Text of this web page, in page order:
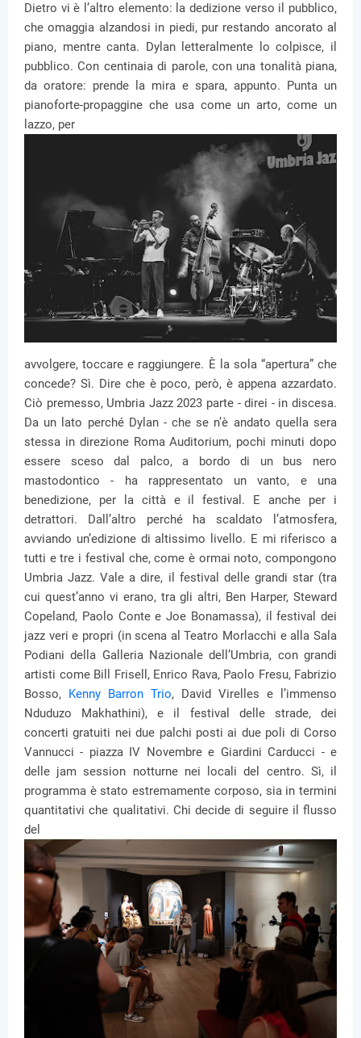
Dietro vi è l’altro elemento: la dedizione verso il pubblico,
che omaggia alzandosi in piedi, pur restando ancorato al
piano, mentre canta. Dylan letteralmente lo colpisce, il
pubblico. Con centinaia di parole, con una tonalità piana,
da oratore: prende la mira e spara, appunto. Punta un
pianoforte-propaggine che usa come un arto, come un
lazzo, per
avvolgere, toccare e raggiungere. È la sola “apertura” che
concede? Sì. Dire che è poco, però, è appena azzardato.
Ciò premesso, Umbria Jazz 2023 parte - direi - in discesa.
Da un lato perché Dylan - che se n’è andato quella sera
stessa in direzione Roma Auditorium, pochi minuti dopo
essere sceso dal palco, a bordo di un bus nero
mastodontico - ha rappresentato un vanto, e una
benedizione, per la città e il festival. E anche per i
detrattori. Dall’altro perché ha scaldato l’atmosfera,
avviando un’edizione di altissimo livello. E mi riferisco a
tutti e tre i festival che, come è ormai noto, compongono
Umbria Jazz. Vale a dire, il festival delle grandi star (tra
cui quest’anno vi erano, tra gli altri, Ben Harper, Steward
Copeland, Paolo Conte e Joe Bonamassa), il festival dei
jazz veri e propri (in scena al Teatro Morlacchi e alla Sala
Podiani della Galleria Nazionale dell’Umbria, con grandi
artisti come Bill Frisell, Enrico Rava, Paolo Fresu, Fabrizio
Bosso, Kenny Barron Trio, David Virelles e l’immenso
Nduduzo Makhathini), e il festival delle strade, dei
concerti gratuiti nei due palchi posti ai due poli di Corso
Vannucci - piazza IV Novembre e Giardini Carducci - e
delle jam session notturne nei locali del centro. Sì, il
programma è stato estremamente corposo, sia in termini
quantitativi che qualitativi. Chi decide di seguire il flusso
del